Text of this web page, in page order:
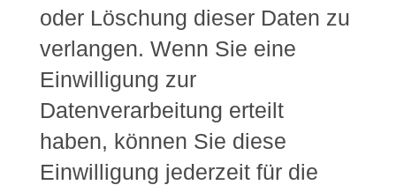
oder Löschung dieser Daten zu
verlangen. Wenn Sie eine
Einwilligung zur
Datenverarbeitung erteilt
haben, können Sie diese
Einwilligung jederzeit für die